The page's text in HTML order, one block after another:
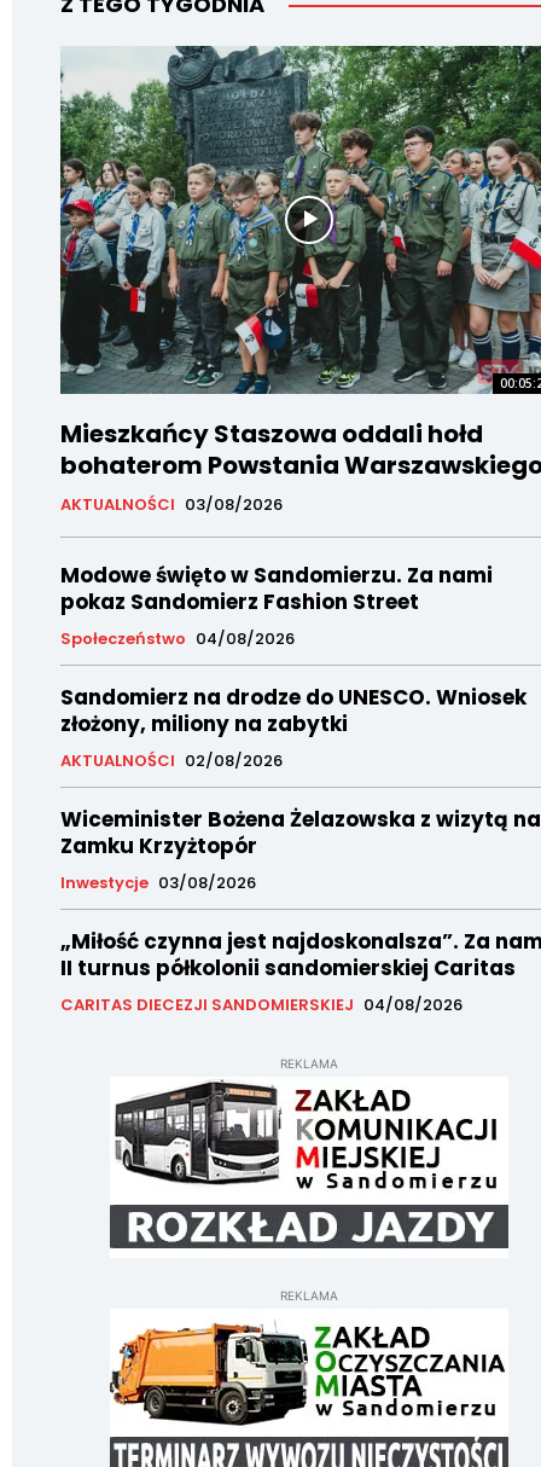
Mieszkańcy Staszowa oddali hołd
bohaterom Powstania
AKTUALNOŚCI 03/08/2026
Modowe święto w Sandomierzu. Za nami
pokaz Sandomierz Fashion Street
Społeczeństwo 04/08/2026
Sandomierz na drodze do UNESCO. Wniosek
złożony, miliony na zabytki
AKTUALNOŚCI 02/08/2026
Wiceminister Bożena Żelazowska z wizytą na
Zamku Krzyżtopór
Inwestycje 03/08/2026
„Miłość czynna jest najdoskonalsza”. Za
II turnus półkolonii sandomierskiej Caritas
CARITAS DIECEZJI SANDOMIERSKIEJ 04/08/2026
REKLAMA
REKLAMA